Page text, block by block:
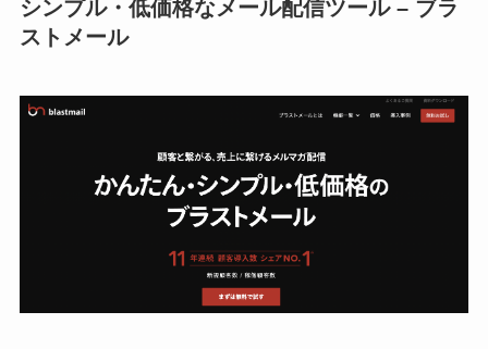
シンプル・低価格なメール配信ツール – ブラ
ストメール